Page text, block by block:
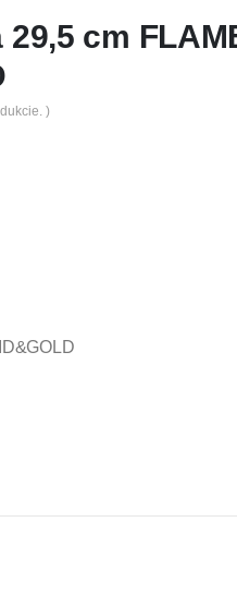
cm
)